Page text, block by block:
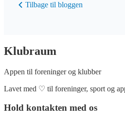
Tilbage til bloggen
Klubraum
Appen til foreninger og klubber
Lavet med ♡ til foreninger, sport og
Hold kontakten med os